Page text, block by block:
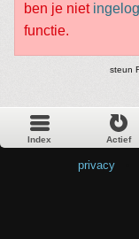
ben je niet
functie.
steun
Index Actief
privacy